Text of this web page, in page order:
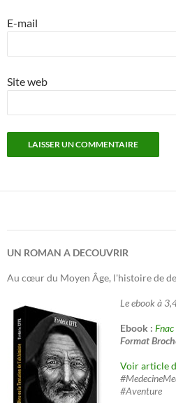
E-mail
Site web
UN ROMAN A DECOUVRIR
Au cœur du Moyen Âge, l'histoire de
Le ebook à
Ebook : Fnac
Format
Voir article
#Aventure